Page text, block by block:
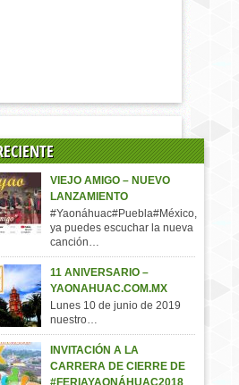
VIEJO AMIGO – NUEVO
LANZAMIENTO
#Yaonáhuac#Puebla#México,
ya puedes escuchar la nueva
canción…
11 ANIVERSARIO –
YAONAHUAC.COM.MX
Lunes 10 de junio de 2019
nuestro…
INVITACIÓN A LA
CARRERA DE CIERRE DE
#FERIAYAONÁHUAC2018